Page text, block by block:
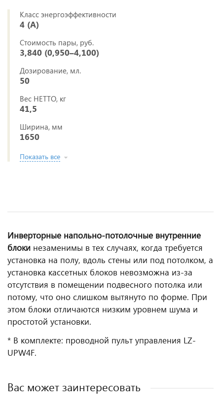
Класс энергоэффективности
4 (A)
Стоимость пары, руб.
3,840 (0,950–4,100)
Дозирование, мл.
50
Вес НЕТТО, кг
41,5
Ширина, мм
1650
Показать все
Инверторные напольно-потолочные внутренние
блоки незаменимы в тех случаях, когда требуется
установка на полу, вдоль стены или под потолком, а
установка кассетных блоков невозможна из-за
отсутствия в помещении подвесного потолка или
потому, что оно слишком вытянуто по форме. При
этом блоки отличаются низким уровнем шума и
простотой установки.
* В комплекте: проводной пульт управления LZ-
UPW4F.
Вас может заинтересовать